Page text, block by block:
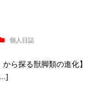
個人日誌
から探る獣脚類の進